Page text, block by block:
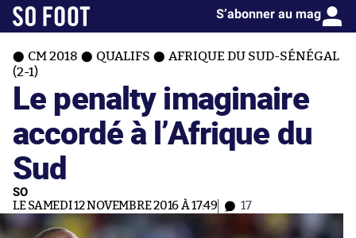
S’abonner au mag
CM 2018 QUALIFS
AFRIQUE DU SUD-SÉNÉGAL
(2-1)
Le penalty imaginaire
accordé à l’Afrique du
Sud
SO
LE SAMEDI 12 NOVEMBRE 2016 À 17:49 17